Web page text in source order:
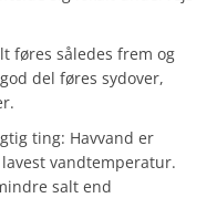
føres således frem og
del føres sydover,
ting: Havvand er
vandtemperatur.
salt end